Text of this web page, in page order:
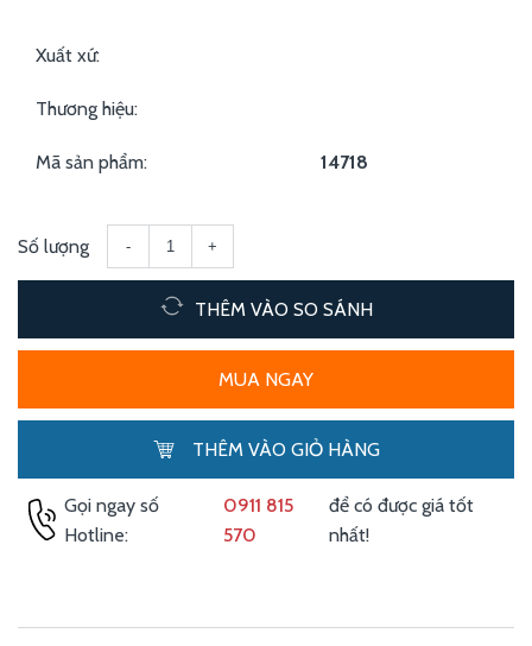
Xuất xứ:
Thương hiệu:
Mã sản phẩm: 14718
Số lượng - +
THÊM VÀO SO SÁNH
MUA NGAY
THÊM VÀO GIỎ HÀNG
Gọi ngay số
Hotline:
0911 815
570
để có được giá tốt
nhất!